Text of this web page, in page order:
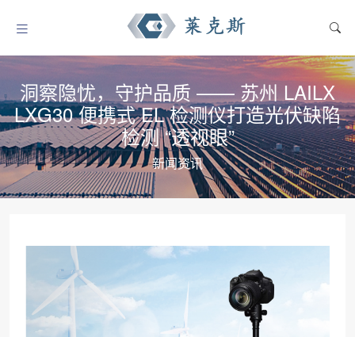
洞察隐忧，守护品质 —— 苏州 LAILX
LXG30 便携式 EL 检测仪打造光伏缺陷
检测 “透视眼”
新闻资讯